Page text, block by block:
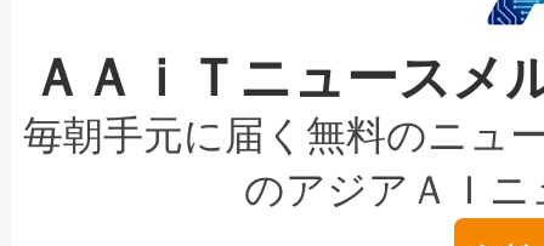
取得できる可能性もあります
設には、3億～4億ドルかか
最高経営責任者（CEO）であ
す。「当社のfully-connected
ームを利用すれば、6,000万
限を超えて利用可能な電力容
持できるよう貢献します。こ
ービスレベル契約（SLA）違
テリー性能の劣化によるダウ
念は、現在データセンターが
なレーザースポットにより、
な環境下でも豊かなディテー
キロメートル範囲を検出
LiDAR for Inspections,
は1535 nmレーザーを搭載。
ＡＡｉＴニュース
毎朝手元に届く無料のニュ
のアジアＡＩ